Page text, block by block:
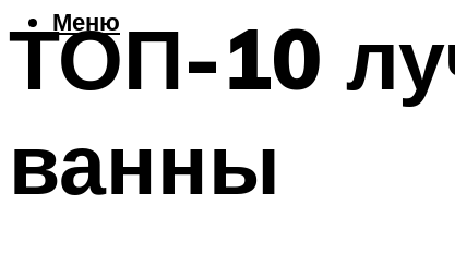
Меню
ТОП-10
ванны